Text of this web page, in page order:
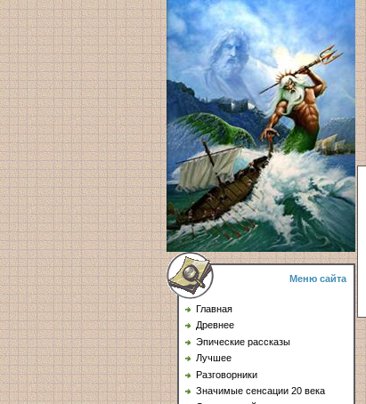
Меню сайта
Главная
Древнее
Эпические рассказы
Лучшее
Разговорники
Значимые сенсации 20 века